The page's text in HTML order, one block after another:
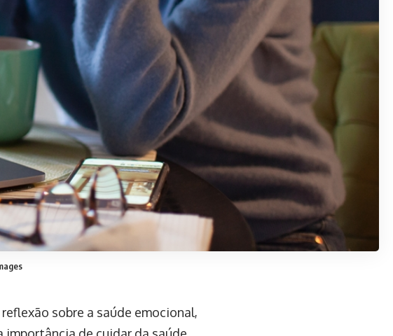
sobre a saúde emocional,